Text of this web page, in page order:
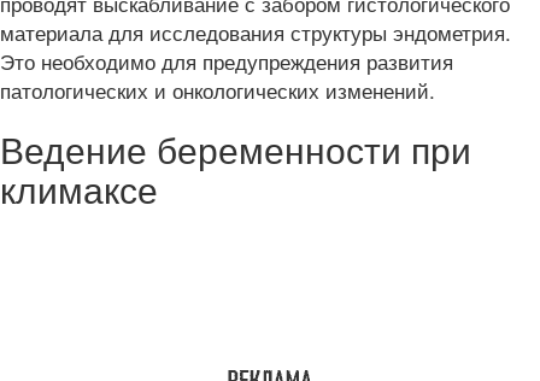
материала для исследования структуры эндометрия.
Это необходимо для предупреждения развития
патологических и онкологических изменений.
Ведение беременности при
климаксе